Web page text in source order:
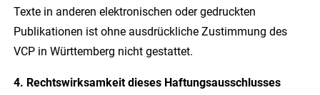
Texte in anderen elektronischen oder gedruckten
Publikationen ist ohne ausdrückliche Zustimmung des
VCP in Württemberg nicht gestattet.
4. Rechtswirksamkeit dieses Haftungsausschlusses